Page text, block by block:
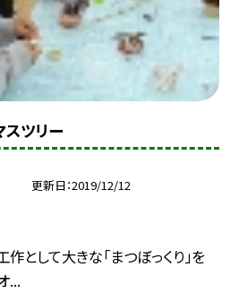
スツリー
更新日 2019/12/12
作として大きな「まつぼっくり」を
...